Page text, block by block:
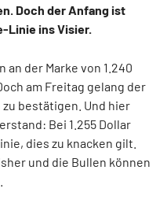
Doch der Anfang ist
Linie ins Visier.
an der Marke von 1.240
am Freitag gelang der
bestätigen. Und hier
Bei 1.255 Dollar
dies zu knacken gilt.
und die Bullen können